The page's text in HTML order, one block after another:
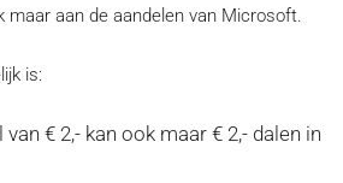
maar aan de aandelen van Microsoft.
is:
€ 2,- kan ook maar € 2,- dalen in